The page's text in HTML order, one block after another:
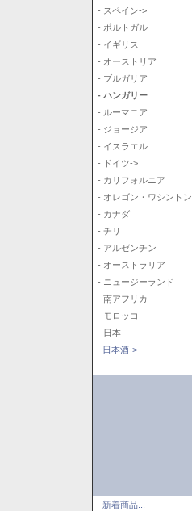
- スペイン->
- ポルトガル
- イギリス
- オーストリア
- ブルガリア
- ハンガリー
- ルーマニア
- ジョージア
- イスラエル
- ドイツ->
- カリフォルニア
- オレゴン・ワシントン
- カナダ
- チリ
- アルゼンチン
- オーストラリア
- ニュージーランド
- 南アフリカ
- モロッコ
- 日本
日本酒->
新着商品...